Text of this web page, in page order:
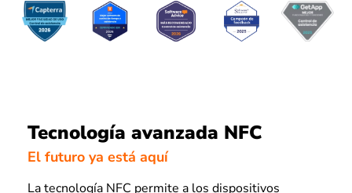
Tecnología avanzada NFC
El futuro ya está aquí
La tecnología NFC permite a los dispositivos